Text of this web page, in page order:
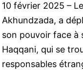
10 février 2025 –
Akhundzada, a
son pouvoir face à
Haqqani, qui se
responsables